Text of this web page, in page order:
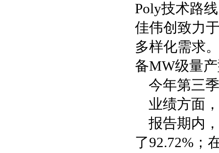
Poly技术路
佳伟创致力
多样化需求
备MW级量
今年第三
业绩方面
报告期内
了92.72%；